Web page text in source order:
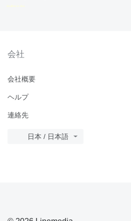
disallow-in-dsa
会社
会社概要
ヘルプ
連絡先
日本 / 日本語